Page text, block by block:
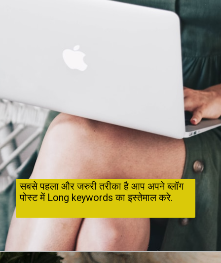
सबसे पहला और जरुरी तरीका है आप अपने ब्लॉग
पोस्ट में Long keywords का इस्तेमाल करे.